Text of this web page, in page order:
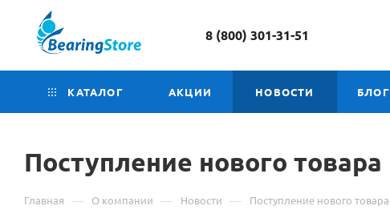
8 (800) 301-31-51
КАТАЛОГ АКЦИИ НОВОСТИ БЛОГ
Поступление нового товара
Главная — О компании — Новости — Поступление нового товара